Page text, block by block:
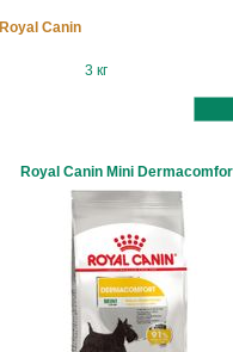
Royal Canin
3 кг
Royal Canin Mini